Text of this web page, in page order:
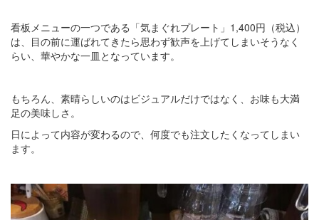
看板メニューの一つである「気まぐれプレート」1,400円（税込）
は、目の前に運ばれてきたら思わず歓声を上げてしまいそうなく
らい、華やかな一皿となっています。
もちろん、素晴らしいのはビジュアルだけではなく、お味も大満
足の美味しさ。
日によって内容が変わるので、何度でも注文したくなってしまい
ます。